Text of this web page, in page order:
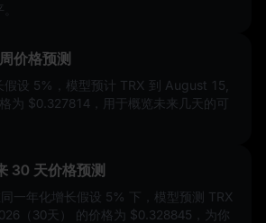
价格预测
设 5%
，模型预计 TRX 到 August 15,
为 $0.327814 ，用于概览未来几天的可
30 天价格预测
一年化增长假设 5%
下，模型预测 TRX
（30天） 的价格为 $0.328845 ，为你